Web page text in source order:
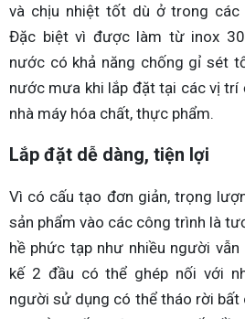
và chịu nhiệt tốt dù ở trong các
Đặc biệt vì được làm từ inox
nước có khả năng chống gỉ sét
nước mưa khi lắp đặt tại các vị
nhà máy hóa chất, thực phẩm.
Lắp đặt dễ dàng, tiện lợi
Vì có cấu tạo đơn giản, trọng
sản phẩm vào các công trình là
hề phức tạp như nhiều người
kế 2 đầu có thể ghép nối với
người sử dụng có thể tháo rời bất